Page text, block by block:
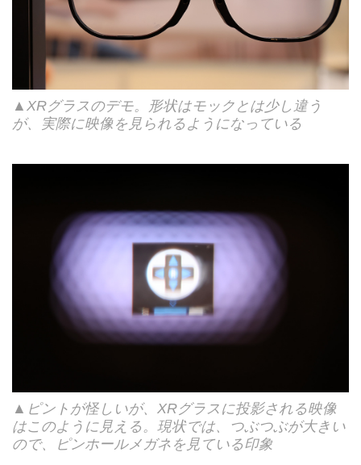
▲XRグラスのデモ。形状はモックとは少し違う
が、実際に映像を見られるようになっている
▲ピントが怪しいが、XRグラスに投影される映像
はこのように見える。現状では、つぶつぶが大きい
ので、ピンホールメガネを見ている印象